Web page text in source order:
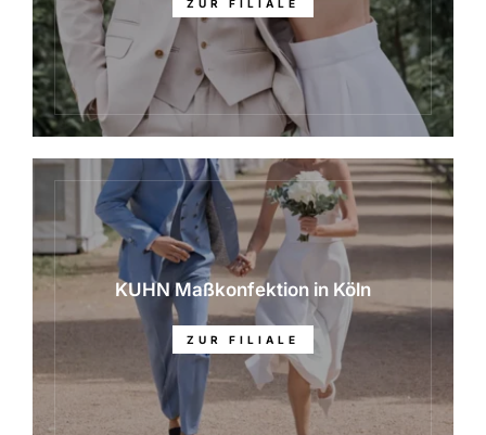
ZUR FILIALE
KUHN Maßkonfektion in Köln
ZUR FILIALE